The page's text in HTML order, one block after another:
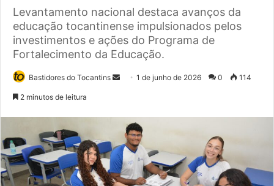
Levantamento nacional destaca avanços da
educação tocantinense impulsionados pelos
investimentos e ações do Programa de
Fortalecimento da Educação.
Bastidores do Tocantins
u
m
e
1 de junho de 2026 0 114
2 minutos de leitura